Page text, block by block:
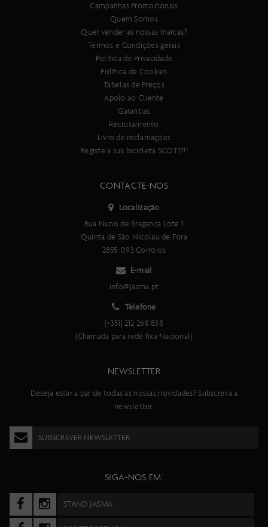
Campanhas Promocionais
Quem Somos
Quer vender as nossas marcas?
Termos e Condições gerais
Política de Privacidade
Política de Cookies
Tabelas de Preços
Apoio ao Cliente
Garantias
Recrutamento
Livro de reclamações
Registe a sua bicicleta SCOTT!!!
CONTACTE-NOS
Localização
Rua Nuno de Braganca Lote 1
Quinta de São Nicolau de Fora
2855-093 Corroios
E-mail
info@jasma.pt
Telefone
(+351) 212 268 838
(Chamada para rede fixa Nacional)
NEWSLETTER
Deseja estar a par de todas as nossas novidades? Subscreva a
newsletter.
SUBSCREVER NEWSLETTER
SIGA-NOS EM:
STAND JASMA